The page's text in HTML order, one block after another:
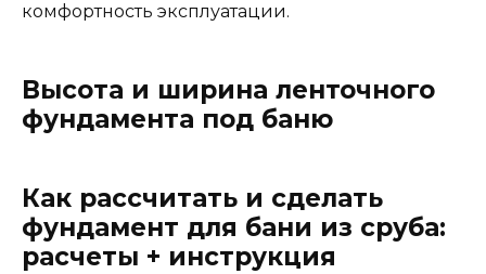
комфортность эксплуатации.
Высота и ширина ленточного
фундамента под баню
Как рассчитать и сделать
фундамент для бани из сруба:
расчеты + инструкция